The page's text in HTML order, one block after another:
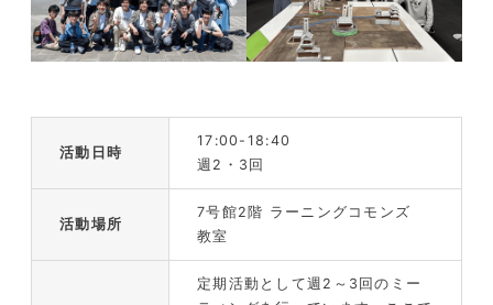
活動日時
17:00-18:40
週2・3回
活動場所
7号館2階 ラーニングコモンズ
教室
定期活動として週2～3回のミー